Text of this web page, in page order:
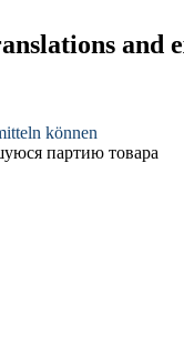
and
können
партию товара